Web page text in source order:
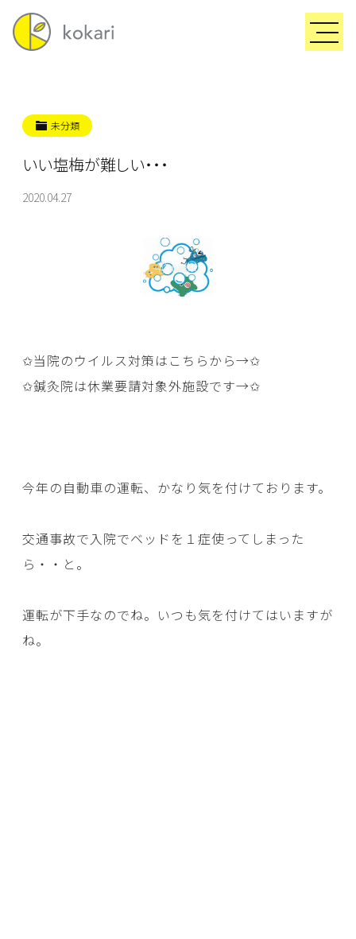
未分類
いい塩梅が難しい・・・
2020.04.27
✩当院のウイルス対策はこちらから→✩
✩鍼灸院は休業要請対象外施設です→✩
今年の自動車の運転、かなり気を付けております。
交通事故で入院でベッドを１症使ってしまった
ら・・と。
運転が下手なのでね。いつも気を付けてはいますが
ね。